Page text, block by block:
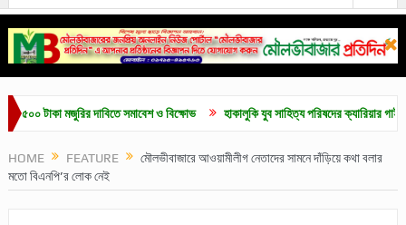
মজুরির দাবিতে সমাবেশ ও বিক্ষোভ হাকালুকি যুব সাহিত্য পরিষদের ক্যারিয়ার গাইডলাইন ও
HOME FEATURE
মৌলভীবাজারে আওয়ামীলীগ নেতাদের সামনে দাঁড়িয়ে কথা বলার
মতো বিএনপি’র লোক নেই